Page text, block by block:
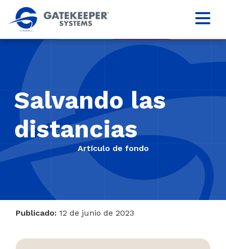
Salvando las
distancias
Artículo de fondo
Publicado: 12 de junio de 2023